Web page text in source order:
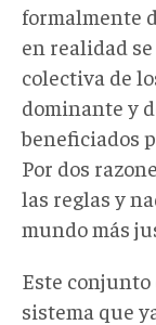
formalmente
en realidad
colectiva de
dominante y
beneficiados
Por dos
las reglas y
mundo más
Este
sistema que